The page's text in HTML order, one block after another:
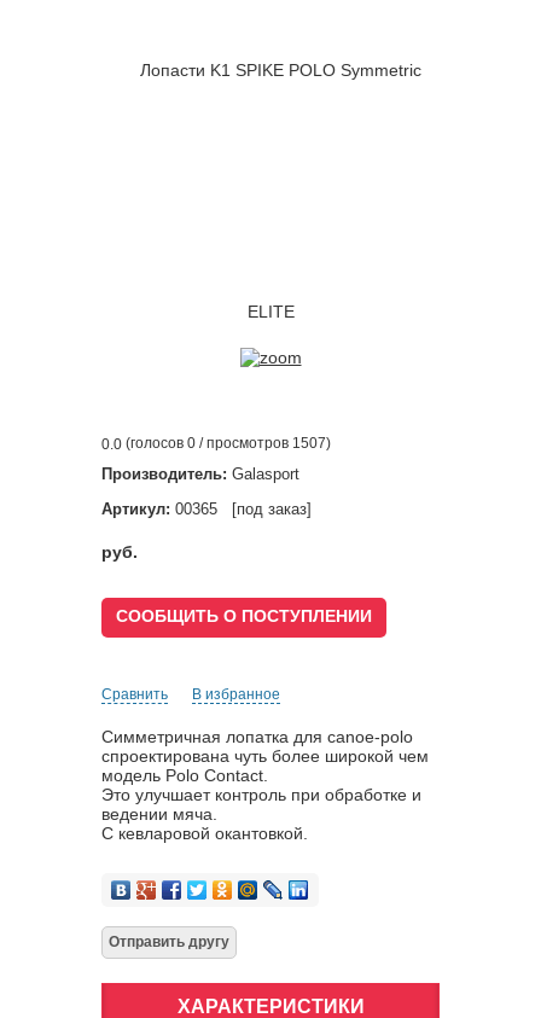
0.0 (голосов 0 / просмотров 1507)
Производитель: Galasport
Артикул: 00365 [под заказ]
руб.
СООБЩИТЬ О ПОСТУПЛЕНИИ
Сравнить В избранное
Симметричная лопатка для сanое-polo
спроектирована чуть более широкой чем
модель Polo Contact.
Это улучшает контроль при обработке и
ведении мяча.
С кевларовой окантовкой.
ХАРАКТЕРИСТИКИ